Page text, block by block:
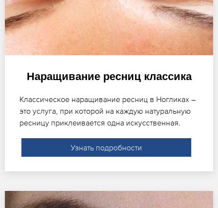
Наращивание ресниц классика
Классическое наращивание ресниц в Ногликах –
это услуга, при которой на каждую натуральную
ресницу приклеивается одна искусственная.
Узнать подробности